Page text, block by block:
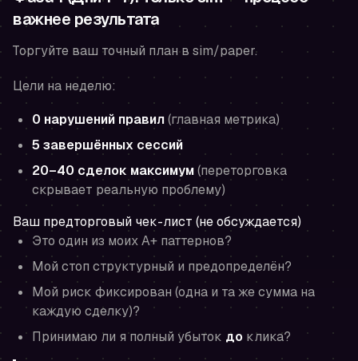
важнее результата
Торгуйте ваш точный план в sim/paper.
Цели на неделю:
0 нарушений правил(главная метрика)
5 завершённых сессий
20–40 сделок максимум(переторговка
скрывает реальную проблему)
Ваш предторговый чек-лист (не обсуждается)
Это один из моих A+ паттернов?
Мой стоп структурный и предопределён?
Мой риск фиксирован (одна и та же сумма на
каждую сделку)?
Принимаю ли я полный убыток до клика?